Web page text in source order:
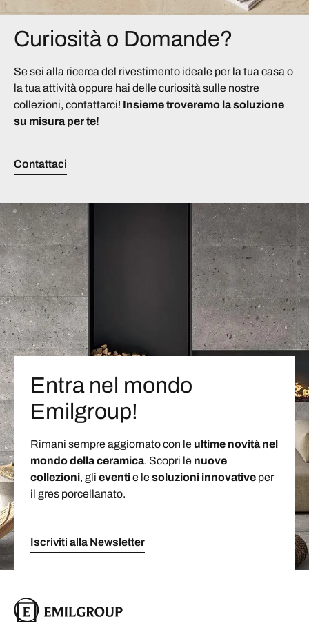
Curiosità o Domande?
Se sei alla ricerca del rivestimento ideale per la tua casa o
la tua attività oppure hai delle curiosità sulle nostre
collezioni, contattarci! Insieme troveremo la soluzione
su misura per te!
Contattaci
Entra nel mondo
Emilgroup!
Rimani sempre aggiornato con le ultime novità nel
mondo della ceramica. Scopri le nuove
collezioni, gli eventie lesoluzioni innovative per
il gres porcellanato.
Iscriviti alla Newsletter